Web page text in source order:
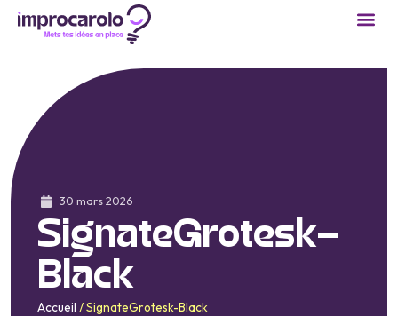
30 mars 2026
SignateGrotesk-
Black
Accueil /SignateGrotesk-Black